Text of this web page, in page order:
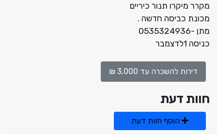
מקרר מיקרו תנור כיריים
מכונת כביסה חדשה .
מתן -0535324936
כניסה 1לדצמבר
דירות להשכרה עד 3,000 ₪
חוות דעת